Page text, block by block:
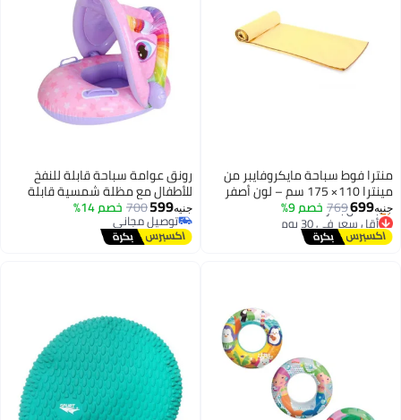
منترا فوط سباحة مايكروفايبر من
مينترا 110× 175 سم – لون أصفر
جنيه699
769 خصم 9%
أقل سعر في 30 يوم
توصيل مجاني
بتخلّص بسرعة
رونق عوامة سباحة قابلة للنفخ
للأطفال مع مظلة شمسية قابلة
للتعديل ومقعد أمان
جنيه599
700 خصم 14%
توصيل مجاني
توصيل مجاني